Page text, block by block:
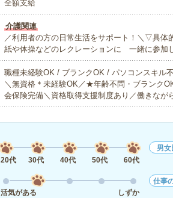
全額支給
介護関連
／利用者の方の日常生活をサポート！＼▽具
紙や体操などのレクレーションに 一緒に参加
職種未経験OK / ブランクOK / パソコンスキル
＼無資格＊未経験OK／★年齢不問・ブランク
会保険完備＼資格取得支援制度あり／働きなが
20代
30代 40代 50代 60代
男女
活気がある
しずか
仕事